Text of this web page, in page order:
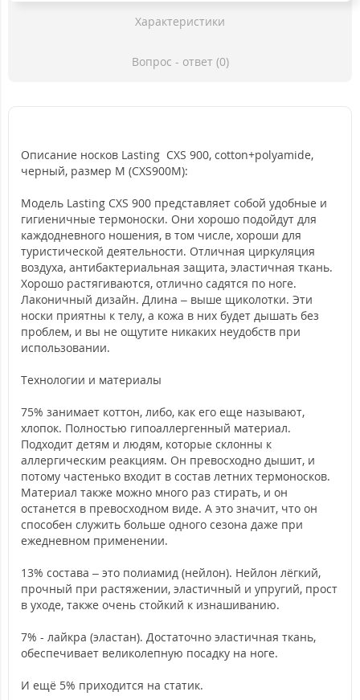
Характеристики
Вопрос - ответ (0)
Описание носков Lasting CXS 900, cotton+polyamide,
черный, размер M (CXS900M):
Модель Lasting CXS 900 представляет собой удобные и
гигиеничные термоноски. Они хорошо подойдут для
каждодневного ношения, в том числе, хороши для
туристической деятельности. Отличная циркуляция
воздуха, антибактериальная защита, эластичная ткань.
Хорошо растягиваются, отлично садятся по ноге.
Лаконичный дизайн. Длина – выше щиколотки. Эти
носки приятны к телу, а кожа в них будет дышать без
проблем, и вы не ощутите никаких неудобств при
использовании.
Технологии и материалы
75% занимает коттон, либо, как его еще называют,
хлопок. Полностью гипоаллергенный материал.
Подходит детям и людям, которые склонны к
аллергическим реакциям. Он превосходно дышит, и
потому частенько входит в состав летних термоносков.
Материал также можно много раз стирать, и он
останется в превосходном виде. А это значит, что он
способен служить больше одного сезона даже при
ежедневном применении.
13% состава – это полиамид (нейлон). Нейлон лёгкий,
прочный при растяжении, эластичный и упругий, прост
в уходе, также очень стойкий к изнашиванию.
7% - лайкра (эластан). Достаточно эластичная ткань,
обеспечивает великолепную посадку на ноге.
И ещё 5% приходится на статик.